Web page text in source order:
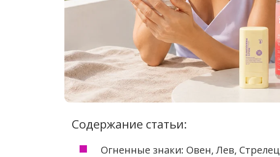
Содержание статьи:
Огненные знаки: Овен, Лев, Стрелец